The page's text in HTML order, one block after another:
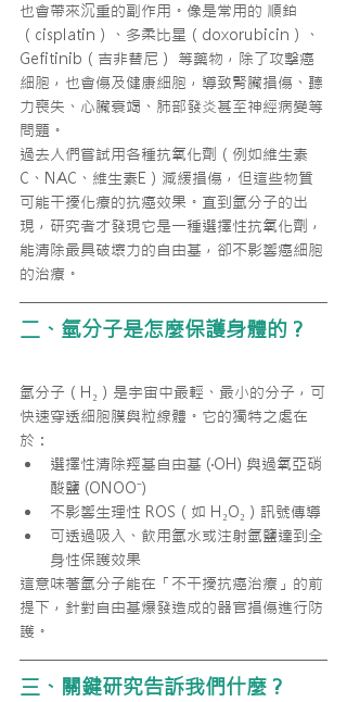
也會帶來沉重的副作用。像是常用的 順鉑
（cisplatin）、多柔比星（doxorubicin）、
Gefitinib（吉非替尼） 等藥物，除了攻擊癌
細胞，也會傷及健康細胞，導致腎臟損傷、聽
力喪失、心臟衰竭、肺部發炎甚至神經病變等
問題。
過去人們嘗試用各種抗氧化劑（例如維生素
C、NAC、維生素E）減緩損傷，但這些物質
可能干擾化療的抗癌效果。直到氫分子的出
現，研究者才發現它是一種選擇性抗氧化劑，
能清除最具破壞力的自由基，卻不影響癌細胞
的治療。
二、氫分子是怎麼保護身體的？
氫分子（H₂）是宇宙中最輕、最小的分子，可
快速穿透細胞膜與粒線體。它的獨特之處在
於：
選擇性清除羥基自由基 (·OH) 與過氧亞硝
酸鹽 (ONOO⁻)
不影響生理性 ROS（如 H₂O₂）訊號傳導
可透過吸入、飲用氫水或注射氫鹽達到全
身性保護效果
這意味著氫分子能在「不干擾抗癌治療」的前
提下，針對自由基爆發造成的器官損傷進行防
護。
三、關鍵研究告訴我們什麼？